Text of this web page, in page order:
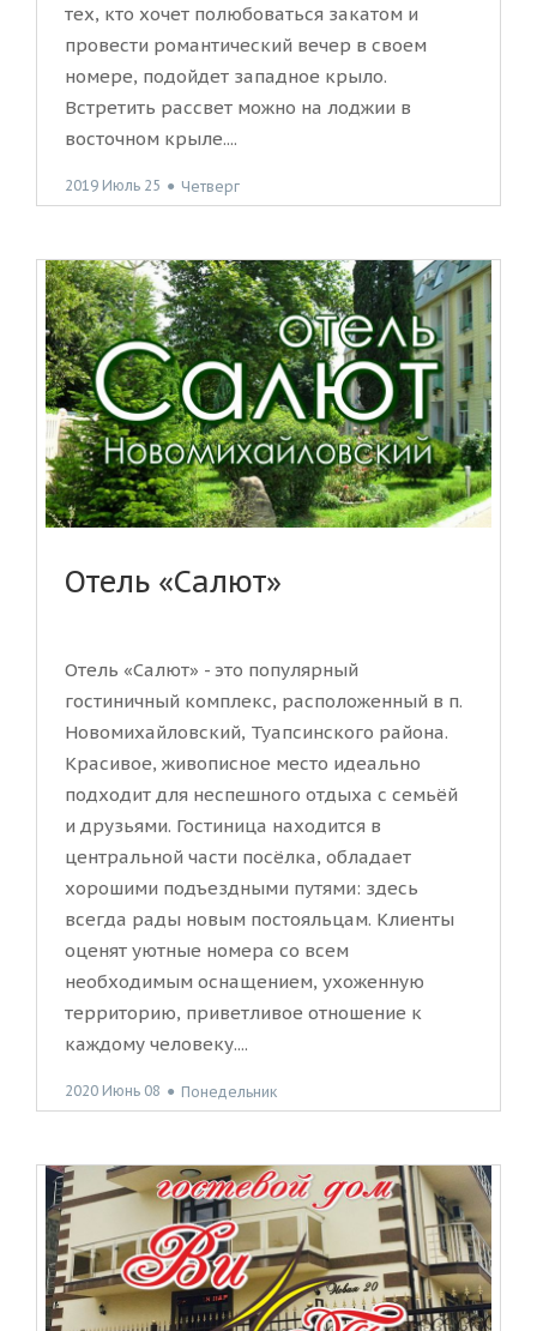
тех, кто хочет полюбоваться закатом и
провести романтический вечер в своем
номере, подойдет западное крыло.
Встретить рассвет можно на лоджии в
восточном крыле....
2019 Июль 25 ● Четверг
Отель «Салют»
Отель «Салют» - это популярный
гостиничный комплекс, расположенный в п.
Новомихайловский, Туапсинского района.
Красивое, живописное место идеально
подходит для неспешного отдыха с семьёй
и друзьями. Гостиница находится в
центральной части посёлка, обладает
хорошими подъездными путями: здесь
всегда рады новым постояльцам. Клиенты
оценят уютные номера со всем
необходимым оснащением, ухоженную
территорию, приветливое отношение к
каждому человеку....
2020 Июнь 08 ● Понедельник